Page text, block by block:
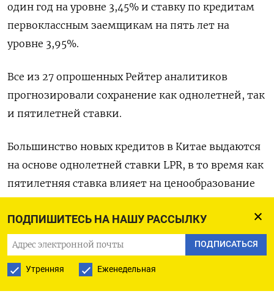
ПОДПИШИТЕСЬ НА НАШУ РАССЫЛКУ
ПОДПИСАТЬСЯ
Утренняя Еженедельная
один год на уровне 3,45% и ставку по кредитам
первоклассным заемщикам на пять лет на
уровне 3,95%.
Все из 27 опрошенных Рейтер аналитиков
прогнозировали сохранение как однолетней, так
и пятилетней ставки.
Большинство новых кредитов в Китае выдаются
на основе однолетней ставки LPR, в то время как
пятилетняя ставка влияет на ценообразование
Оригинал сообщения на английском языке
доступен по коду: (Уинни Чжоу и Том Уэстбрук,
бюро Рейтер в Гданьске)